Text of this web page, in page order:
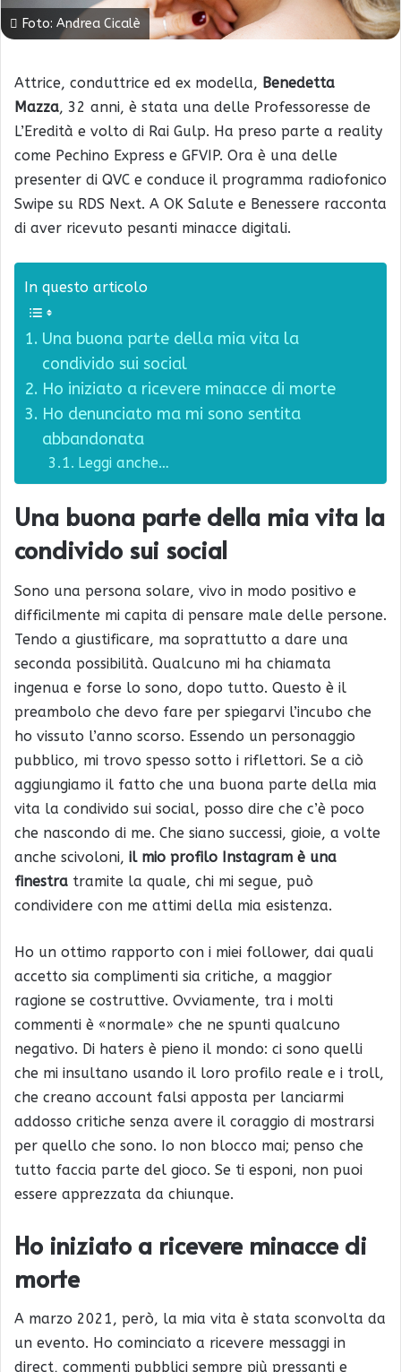
Foto: Andrea Cicalè
Attrice, conduttrice ed ex modella, Benedetta
Mazza, 32 anni, è stata una delle Professoresse de
L’Eredità e volto di Rai Gulp. Ha preso parte a reality
come Pechino Express e GFVIP. Ora è una delle
presenter di QVC e conduce il programma radiofonico
Swipe su RDS Next. A OK Salute e Benessere racconta
di aver ricevuto pesanti minacce digitali.
In questo articolo
Una buona parte della mia vita la
condivido sui social
Ho iniziato a ricevere minacce di morte
Ho denunciato ma mi sono sentita
abbandonata
Leggi anche…
Una buona parte della mia vita la
condivido sui social
Sono una persona solare, vivo in modo positivo e
difficilmente mi capita di pensare male delle persone.
Tendo a giustificare, ma soprattutto a dare una
seconda possibilità. Qualcuno mi ha chiamata
ingenua e forse lo sono, dopo tutto. Questo è il
preambolo che devo fare per spiegarvi l’incubo che
ho vissuto l’anno scorso. Essendo un personaggio
pubblico, mi trovo spesso sotto i riflettori. Se a ciò
aggiungiamo il fatto che una buona parte della mia
vita la condivido sui social, posso dire che c’è poco
che nascondo di me. Che siano successi, gioie, a volte
anche scivoloni, il mio profilo Instagram è una
finestra tramite la quale, chi mi segue, può
condividere con me attimi della mia esistenza.
Ho un ottimo rapporto con i miei follower, dai quali
accetto sia complimenti sia critiche, a maggior
ragione se costruttive. Ovviamente, tra i molti
commenti è «normale» che ne spunti qualcuno
negativo. Di haters è pieno il mondo: ci sono quelli
che mi insultano usando il loro profilo reale e i troll,
che creano account falsi apposta per lanciarmi
addosso critiche senza avere il coraggio di mostrarsi
per quello che sono. Io non blocco mai; penso che
tutto faccia parte del gioco. Se ti esponi, non puoi
essere apprezzata da chiunque.
Ho iniziato a ricevere minacce di
morte
A marzo 2021, però, la mia vita è stata sconvolta da
un evento. Ho cominciato a ricevere messaggi in
direct, commenti pubblici sempre più pressanti e